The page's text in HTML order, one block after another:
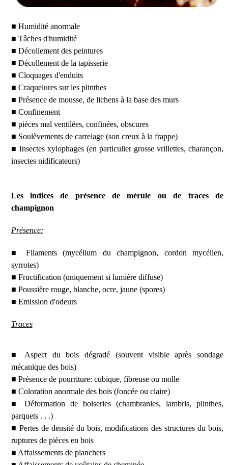
■ Humidité anormale
■ Tâches d'humidité
■ Décollement des peintures
■ Décollement de la tapisserie
■ Cloquages d'enduits
■ Craquelures sur les plinthes
■ Présence de mousse, de lichens à la base des murs
■ Confinement
■ pièces mal ventilées, confinées, obscures
■ Soulèvements de carrelage (son creux à la frappe)
■ Insectes xylophages (en particulier grosse vrillettes, charançon,
insectes nidificateurs)
Les indices de présence de mérule ou de traces de
champignon
Présence:
■ Filaments (mycélium du champignon, cordon mycélien,
syrrotes)
■ Fructification (uniquement si lumière diffuse)
■ Poussière rouge, blanche, ocre, jaune (spores)
■ Emission d'odeurs
Traces
■ Aspect du bois dégradé (souvent visible après sondage
mécanique des bois)
■ Présence de pourriture: cubique, fibreuse ou molle
■ Coloration anormale des bois (foncée ou claire)
■ Déformation de boiseries (chambranles, lambris, plinthes,
parquets . . .)
■ Pertes de densité du bois, modifications des structures du bois,
ruptures de pièces en bois
■ Affaissements de planchers